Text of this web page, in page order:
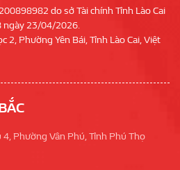
do sở Tài chính Tỉnh Lào Cai
ngày 23/04/2026.
2, Phường Yên Bái, Tỉnh Lào Cai, Việt
Phường Vân Phú, Tỉnh Phú Thọ